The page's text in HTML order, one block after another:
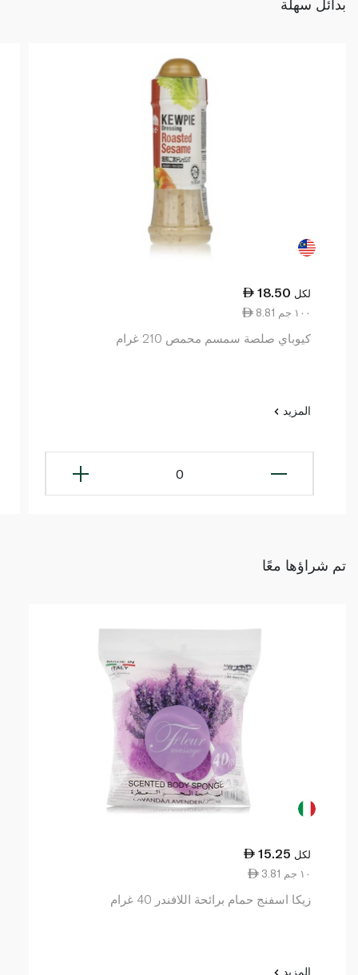
بدائل سهلة
18.50 لكل
8.81 ١٠٠ جم
كيوباي صلصة سمسم محمص 210 غرام
المزيد
0
تم شراؤها معًا
15.25 لكل
3.81 ١٠ جم
زيكا اسفنج حمام برائحة اللافندر 40 غرام
المزيد